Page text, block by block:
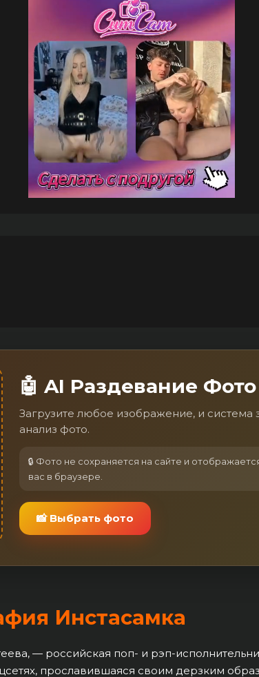
🤖 AI Раздевание Фото
Загрузите любое изображение, и система
анализ фото.
🔒 Фото не сохраняется на сайте и
вас в браузере.
📸 Выбрать фото
Инстасамка
— российская поп- и рэп-
прославившаяся своим дерзким